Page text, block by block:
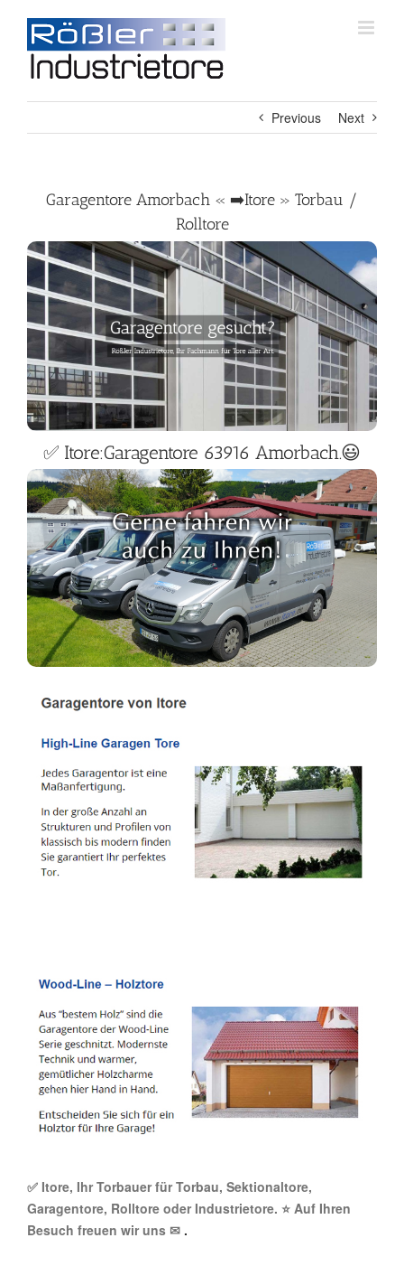
content
Previous Next
Garagentore Amorbach « ➡️Itore » Torbau /
Rolltore
✅ Itore:Garagentore 63916 Amorbach.😃
✅ Itore, Ihr Torbauer für Torbau, Sektionaltore,
Garagentore, Rolltore oder Industrietore. ⭐ Auf Ihren
Besuch freuen wir uns ✉ .